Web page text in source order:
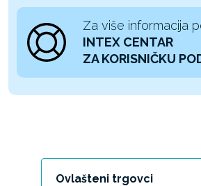
Za više informacija
INTEX CENTAR
ZA KORISNIČKU
Ovlašteni trgovci